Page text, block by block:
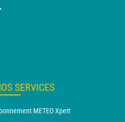
SERVICES
METEO Xpert